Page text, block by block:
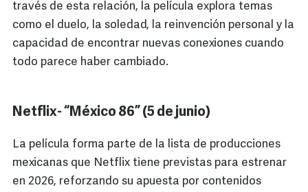
través de esta relación, la película explora temas
como el duelo, la soledad, la reinvención personal y la
capacidad de encontrar nuevas conexiones cuando
todo parece haber cambiado.
Netflix- “México 86” (5 de junio)
La película forma parte de la lista de producciones
mexicanas que Netflix tiene previstas para estrenar
en 2026, reforzando su apuesta por contenidos